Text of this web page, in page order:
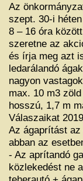
Az
szept. 30-i héten
8 – 16 óra
szeretne az
és írja meg azt
ledarálandó
nagyon
max. 10 m3
hosszú, 1,7 m
Válaszaikat
Az ágaprítást
abban az
- Az aprítandó
közlekedést ne